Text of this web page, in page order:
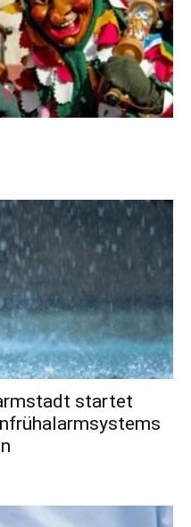
startet